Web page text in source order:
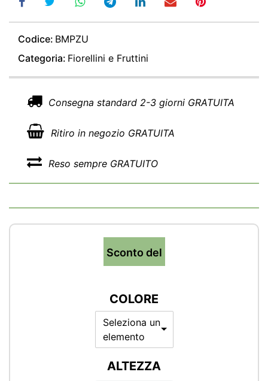
Codice: BMPZU
Categoria: Fiorellini e Fruttini
Consegna standard 2-3 giorni GRATUITA
Ritiro in negozio GRATUITA
Reso sempre GRATUITO
Sconto del
COLORE
Seleziona un
elemento
ALTEZZA